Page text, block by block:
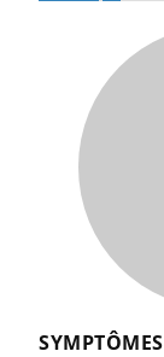
SYMPTÔMES